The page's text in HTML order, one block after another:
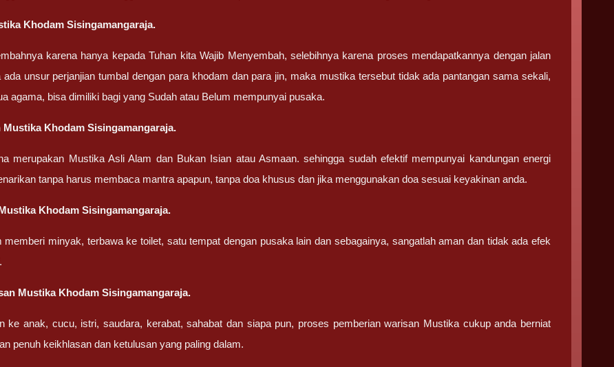
Khodam Sisingamangaraja.
karena hanya kepada Tuhan kita Wajib Menyembah, selebihnya karena proses mendapatkannya dengan jalan
ada unsur perjanjian tumbal dengan para khodam dan para jin, maka mustika tersebut tidak ada pantangan sama sekali,
agama, bisa dimiliki bagi yang Sudah atau Belum mempunyai pusaka.
Mustika Khodam Sisingamangaraja.
merupakan Mustika Asli Alam dan Bukan Isian atau Asmaan. sehingga sudah efektif mempunyai kandungan energi
tanpa harus membaca mantra apapun, tanpa doa khusus dan jika menggunakan doa sesuai keyakinan anda.
Khodam Sisingamangaraja.
memberi minyak, terbawa ke toilet, satu tempat dengan pusaka lain dan sebagainya, sangatlah aman dan tidak ada efek
Mustika Khodam Sisingamangaraja.
ke anak, cucu, istri, saudara, kerabat, sahabat dan siapa pun, proses pemberian warisan Mustika cukup anda berniat
penuh keikhlasan dan ketulusan yang paling dalam.